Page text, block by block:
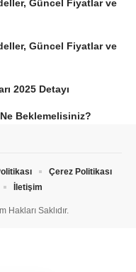
Güncel Fiyatlar ve
Güncel Fiyatlar ve
2025 Detayı
Beklemelisiniz?
Hakları Saklıdır.
Çerez Politikası
İletişim